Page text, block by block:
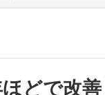
どで改善